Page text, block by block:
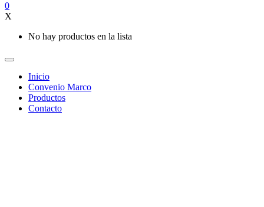
0
X
No hay productos en la lista
Inicio
Convenio Marco
Productos
Contacto